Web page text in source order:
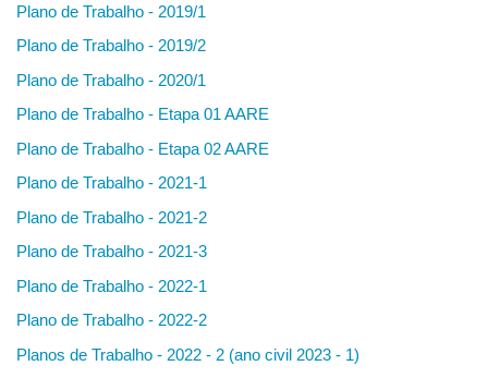
Plano de Trabalho - 2019/1
Plano de Trabalho - 2019/2
Plano de Trabalho - 2020/1
Plano de Trabalho - Etapa 01 AARE
Plano de Trabalho - Etapa 02 AARE
Plano de Trabalho - 2021-1
Plano de Trabalho - 2021-2
Plano de Trabalho - 2021-3
Plano de Trabalho - 2022-1
Plano de Trabalho - 2022-2
Planos de Trabalho - 2022 - 2 (ano civil 2023 - 1)